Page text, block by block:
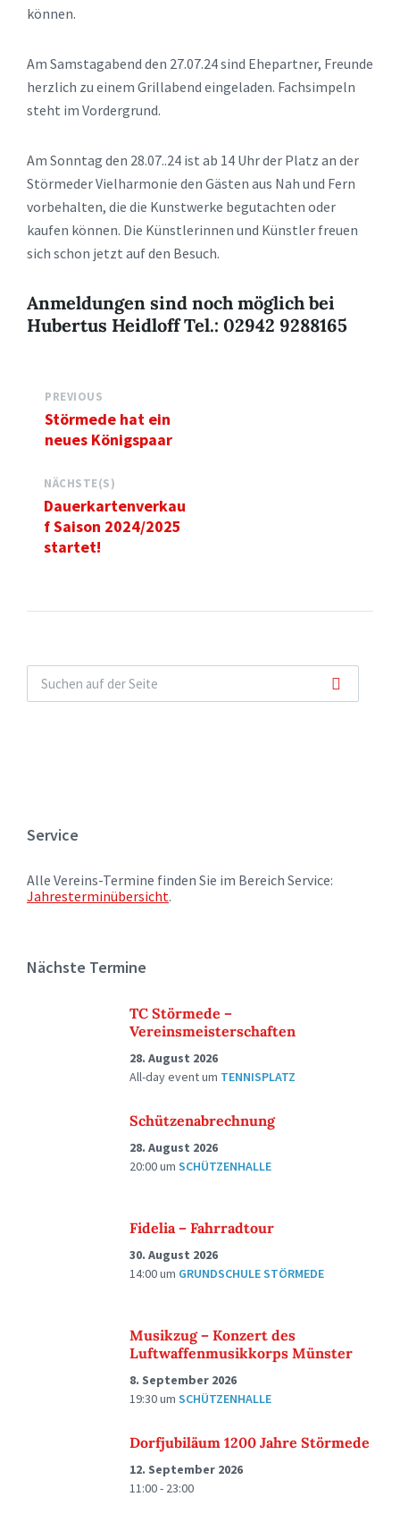
können.
Am Samstagabend den 27.07.24 sind Ehepartner, Freunde
herzlich zu einem Grillabend eingeladen. Fachsimpeln
steht im Vordergrund.
Am Sonntag den 28.07..24 ist ab 14 Uhr der Platz an der
Störmeder Vielharmonie den Gästen aus Nah und Fern
vorbehalten, die die Kunstwerke begutachten oder
kaufen können. Die Künstlerinnen und Künstler freuen
sich schon jetzt auf den Besuch.
Anmeldungen sind noch möglich bei
Hubertus Heidloff Tel.: 02942 9288165
PREVIOUS
Störmede hat ein
neues Königspaar
NÄCHSTE(S)
Dauerkartenverkau
f Saison 2024/2025
startet!
Service
Alle Vereins-Termine finden Sie im Bereich Service:
Jahresterminübersicht.
Nächste Termine
TC Störmede –
Vereinsmeisterschaften
28. August 2026
All-day eventum TENNISPLATZ
Schützenabrechnung
28. August 2026
20:00um SCHÜTZENHALLE
Fidelia – Fahrradtour
30. August 2026
14:00um GRUNDSCHULE STÖRMEDE
Musikzug – Konzert des
Luftwaffenmusikkorps Münster
8. September 2026
19:30um SCHÜTZENHALLE
Dorfjubiläum 1200 Jahre Störmede
12. September 2026
11:00 - 23:00